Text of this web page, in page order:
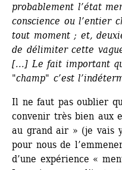
probablement l’état
conscience ou l’entier
tout moment ; et,
de délimiter cette
[...] Le fait important
"champ" c’est
Il ne faut pas oublier
convenir très bien aux
au grand air » (je vais
pour nous de
d’une expérience «